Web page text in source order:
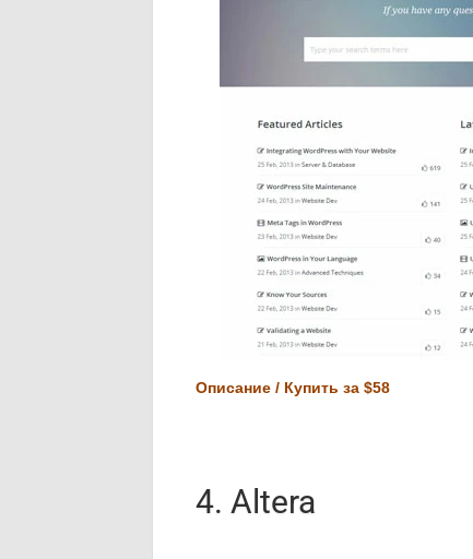
Описание / Купить за $58
4. Altera